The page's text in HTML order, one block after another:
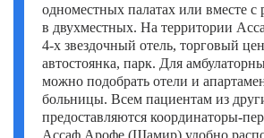
одноместных палатах или вместе с
в двухместных. На территории
4-х звездочный отель, торговый
автостоянка, парк. Для
можно подобрать отели и
больницы. Всем пациентам из
предоставляются координаторы-
Ассаф Арофе (Шамир) удобно